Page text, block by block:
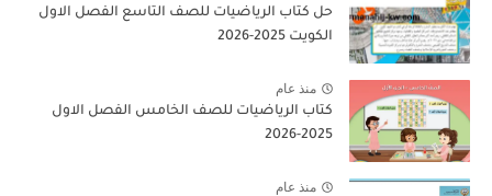
حل كتاب الرياضيات للصف التاسع الفصل الاول
الكويت 2025-2026
منذ عام
كتاب الرياضيات للصف الخامس الفصل الاول
2025-2026
منذ عام